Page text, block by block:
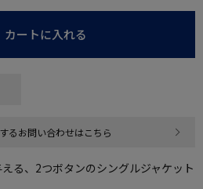
カートに入れる
るお問い合わせはこちら
る、2つボタンのシングルジャケット